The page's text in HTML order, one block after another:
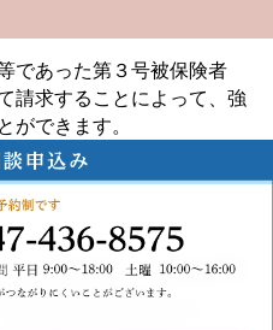
であった第３号被保険者
請求することによって、強
ができます。
047-